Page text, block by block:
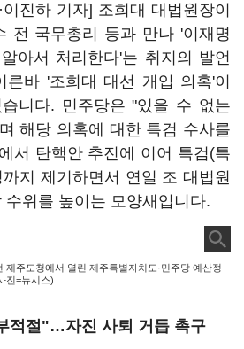
진하 기자] 조희대 대법원장이
전 국무총리 등과 만나 '이재명
아서 처리한다'는 취지의 발언
바 '조희대 대선 개입 의혹'이
니다. 민주당은 "있을 수 없는
해당 의혹에 대한 특검 수사를
서 탄핵안 추진에 이어 특검(특
지 제기하면서 연일 조 대법원
수위를 높이는 모양새입니다.
제주도청에서 열린 제주특별자치도·민주당 예산정
진=뉴시스)
적절"…자진 사퇴 거듭 촉구